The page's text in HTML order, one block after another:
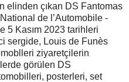
elinden çıkan DS Fantomas
National de l’Automobile -
5 Kasım 2023 tarihleri
sergide, Louis de Funès
ziyaretçilerin
görülen DS
posterleri, set